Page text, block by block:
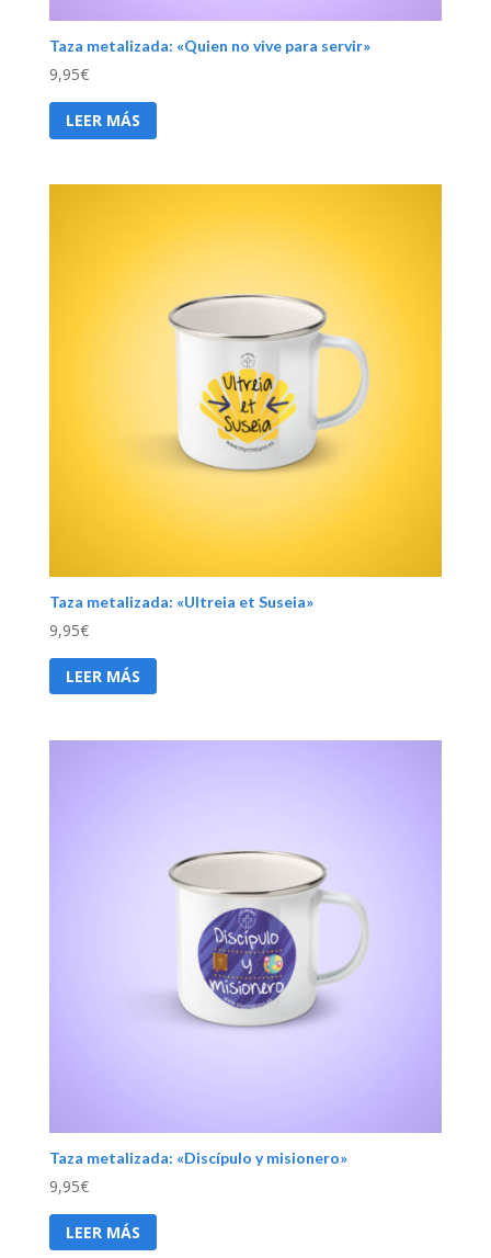
Taza metalizada: «Quien no vive para servir»
9,95€
LEER MÁS
Taza metalizada: «Ultreia et Suseia»
9,95€
LEER MÁS
Taza metalizada: «Discípulo y misionero»
9,95€
LEER MÁS